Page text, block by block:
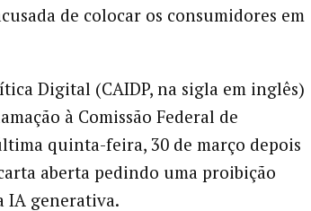
de colocar os consumidores em
Digital (CAIDP, na sigla em inglês)
à Comissão Federal de
quinta-feira, 30 de março depois
aberta pedindo uma proibição
IA generativa.